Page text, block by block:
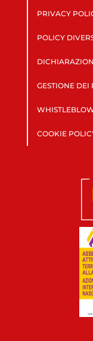
PRIVACY
POLICY
GESTIONE DEI
COOKIE